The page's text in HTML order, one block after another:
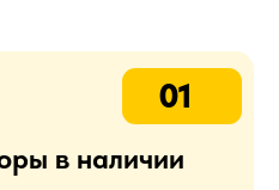
в наличии
01